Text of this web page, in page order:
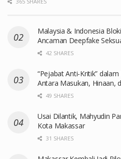
Malaysia & Indonesia
Ancaman Deepfake
42 SHARES
“Pejabat Anti-Kritik”
Antara Masukan, Hinaan,
49 SHARES
Usai Dilantik, Mahyudin
Kota Makassar
31 SHARES